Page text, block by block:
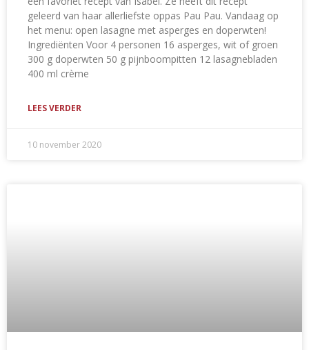
geleerd van haar allerliefste oppas Pau Pau. Vandaag op
het menu: open lasagne met asperges en doperwten!
Ingrediënten Voor 4 personen 16 asperges, wit of groen
300 g doperwten 50 g pijnboompitten 12 lasagnebladen
400 ml crème
LEES VERDER
10 november 2020